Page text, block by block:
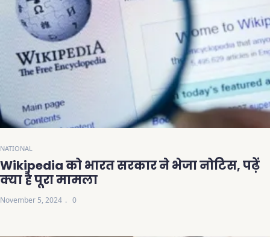
NATIONAL
Wikipedia को भारत सरकार ने भेजा नोटिस, पढ़ें
क्या है पूरा मामला
November 5, 2024 0